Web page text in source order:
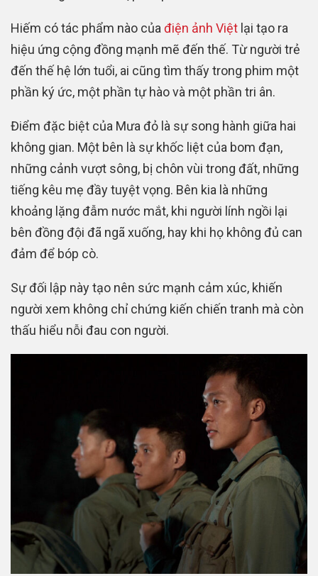
Hiếm có tác phẩm nào của điện ảnh Việt lại tạo ra
hiệu ứng cộng đồng mạnh mẽ đến thế. Từ người trẻ
đến thế hệ lớn tuổi, ai cũng tìm thấy trong phim một
phần ký ức, một phần tự hào và một phần tri ân.
Điểm đặc biệt của Mưa đỏ là sự song hành giữa hai
không gian. Một bên là sự khốc liệt của bom đạn,
những cảnh vượt sông, bị chôn vùi trong đất, những
tiếng kêu mẹ đầy tuyệt vọng. Bên kia là những
khoảng lặng đẫm nước mắt, khi người lính ngồi lại
bên đồng đội đã ngã xuống, hay khi họ không đủ can
đảm để bóp cò.
Sự đối lập này tạo nên sức mạnh cảm xúc, khiến
người xem không chỉ chứng kiến chiến tranh mà còn
thấu hiểu nỗi đau con người.